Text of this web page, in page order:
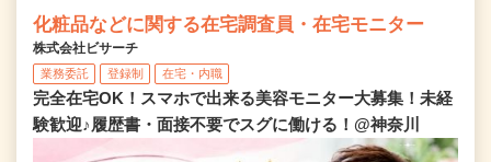
化粧品などに関する在宅調査員・在宅モニター
株式会社ビサーチ
業務委託 登録制 在宅・内職
完全在宅OK！スマホで出来る美容モニター大募集！未経
験歓迎♪履歴書・面接不要でスグに働ける！@神奈川